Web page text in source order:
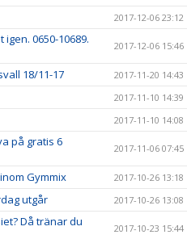
2017-12-06 23:12
0650-10689.
2017-12-06 15:46
18/11-17
2017-11-20 14:43
2017-11-10 14:39
2017-11-10 14:08
på gratis 6
2017-11-06 07:45
Gymmix 2017-10-26 13:18
utgår 2017-10-26 13:08
Då tränar du
2017-10-23 15:44